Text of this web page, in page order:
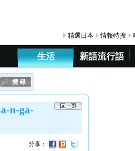
精選日本 情報特搜
生活 新語流行語
n-ga-
分享：